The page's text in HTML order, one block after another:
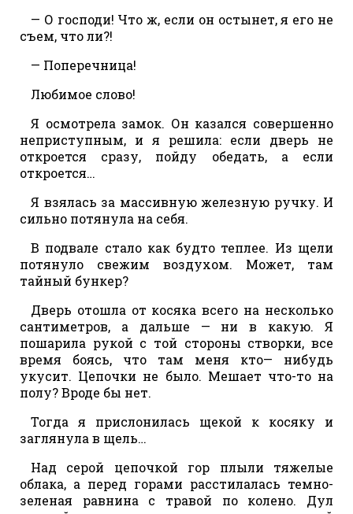
— О господи! Что ж, если он остынет, я его не
съем, что ли?!
— Поперечница!
Любимое слово!
Я осмотрела замок. Он казался совершенно
неприступным, и я решила: если дверь не
откроется сразу, пойду обедать, а если
откроется…
Я взялась за массивную железную ручку. И
сильно потянула на себя.
В подвале стало как будто теплее. Из щели
потянуло свежим воздухом. Может, там
тайный бункер?
Дверь отошла от косяка всего на несколько
сантиметров, а дальше — ни в какую. Я
пошарила рукой с той стороны створки, все
время боясь, что там меня кто— нибудь
укусит. Цепочки не было. Мешает что-то на
полу? Вроде бы нет.
Тогда я прислонилась щекой к косяку и
заглянула в щель…
Над серой цепочкой гор плыли тяжелые
облака, а перед горами расстилалась темно-
зеленая равнина с травой по колено. Дул